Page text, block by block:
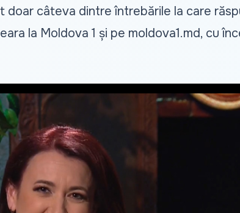
câteva dintre întrebările la care
la Moldova 1 și pe moldova1.md, cu